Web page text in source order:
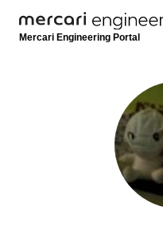
Mercari Engineering Portal